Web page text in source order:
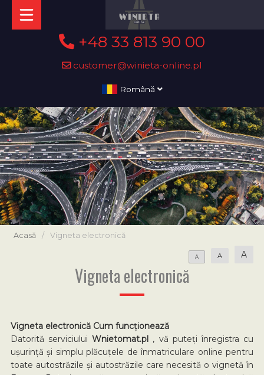
+48 33 813 90 00
customer@winieta-online.pl
Română
Acasă / Vigneta electronică
A A A
Vigneta electronică
Vigneta electronică Cum funcționează
Datorită serviciuluiWnietomat.pl , vă puteți înregistra cu
ușurință și simplu plăcuțele de înmatriculare online pentru
toate autostrăzile și autostrăzile care necesită o vignetă în